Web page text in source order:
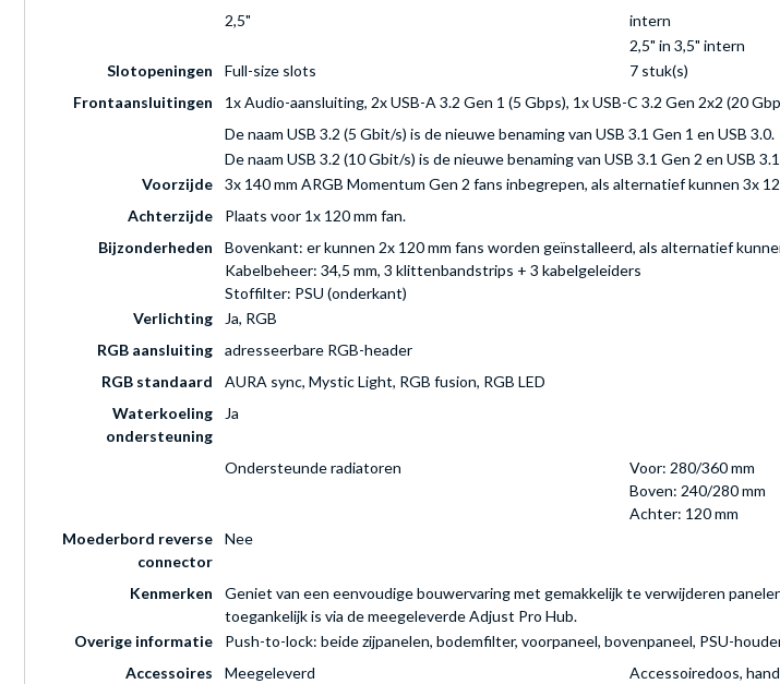
2,5"
intern
2,5" in 3,5" intern
Slotopeningen
Full-size slots
7 stuk(s)
Frontaansluitingen
1x Audio-aansluiting, 2x USB-A 3.2 Gen 1 (5 Gbps), 1x USB-C 3.2 Gen 2x2 (20
De naam USB 3.2 (5 Gbit/s) is de nieuwe benaming van USB 3.1 Gen 1 en USB 3.0.
De naam USB 3.2 (10 Gbit/s) is de nieuwe benaming van USB 3.1 Gen 2 en USB
Voorzijde
3x 140 mm ARGB Momentum Gen 2 fans inbegrepen, als alternatief kunnen 3x
Achterzijde
Plaats voor 1x 120 mm fan.
Bijzonderheden
Bovenkant: er kunnen 2x 120 mm fans worden geïnstalleerd, als alternatief
Kabelbeheer: 34,5 mm, 3 klittenbandstrips + 3 kabelgeleiders
Stoffilter: PSU (onderkant)
Verlichting
Ja, RGB
RGB aansluiting
adresseerbare RGB-header
RGB standaard
AURA sync, Mystic Light, RGB fusion, RGB LED
Waterkoeling
ondersteuning
Ja
Ondersteunde radiatoren
Voor: 280/360 mm
Boven: 240/280 mm
Achter: 120 mm
Moederbord reverse
connector
Nee
Kenmerken
Geniet van een eenvoudige bouwervaring met gemakkelijk te verwijderen
toegankelijk is via de meegeleverde Adjust Pro Hub.
Overige informatie
Push-to-lock: beide zijpanelen, bodemfilter, voorpaneel, bovenpaneel, PSU-
Accessoires
Meegeleverd
Accessoiredoos,